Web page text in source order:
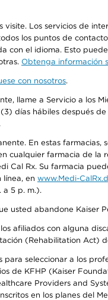
Los servicios de
los puntos de
el idioma. Esto
Obtenga información
con nosotros.
llame a Servicio a los
días hábiles después
En estas
farmacia de la
Cal Rx. Su farmacia
línea, en www.Medi-
a 5 p. m.).
usted abandone Kaiser
afiliados con alguna
(Rehabilitation Act)
seleccionar a los
de KFHP (Kaiser
Providers and
en los planes del